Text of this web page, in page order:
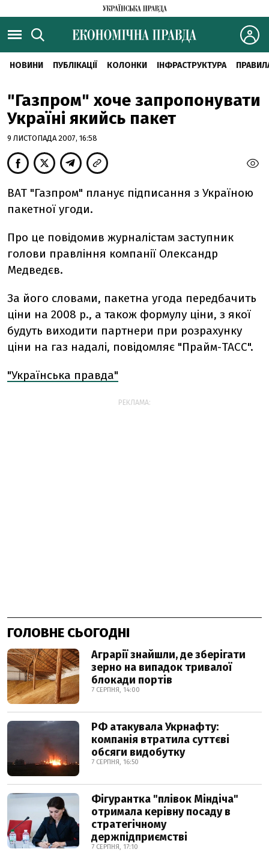
НОВИНИ ПУБЛІКАЦІЇ КОЛОНКИ ІНФРАСТРУКТУРА
"Газпром" хоче запропонувати
Україні якийсь пакет
9 ЛИСТОПАДА 2007, 16:58
ВАТ "Газпром" планує підписання з Україною
пакетної угоди.
Про це повідомив журналістам заступник
голови правління компанії Олександр
Медведєв.
За його словами, пакетна угода передбачить
ціни на 2008 р., а також формулу ціни, з якої
будуть виходити партнери при розрахунку
ціни на газ надалі, повідомляє "Прайм-ТАСС".
"Українська правда"
РЕКЛАМА:
ГОЛОВНЕ СЬОГОДНІ
Аграрії знайшли, де зберігати
зерно на випадок тривалої
блокади портів
7 СЕРПНЯ, 14:00
РФ атакувала Укрнафту:
компанія втратила суттєві
обсяги видобутку
7 СЕРПНЯ, 16:50
Фігурантка "плівок Міндіча"
отримала керівну посаду в
стратегічному
держпідприємстві
7 СЕРПНЯ, 17:10